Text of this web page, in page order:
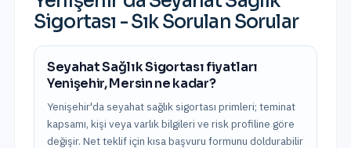
Sigortası - Sık Sorulan Sorular
Seyahat Sağlık Sigortası fiyatları
Yenişehir, Mersin ne kadar?
Yenişehir'da seyahat sağlık sigortası primleri; teminat
kapsamı, kişi veya varlık bilgileri ve risk profiline göre
değişir. Net teklif için kısa başvuru formunu doldurabilir